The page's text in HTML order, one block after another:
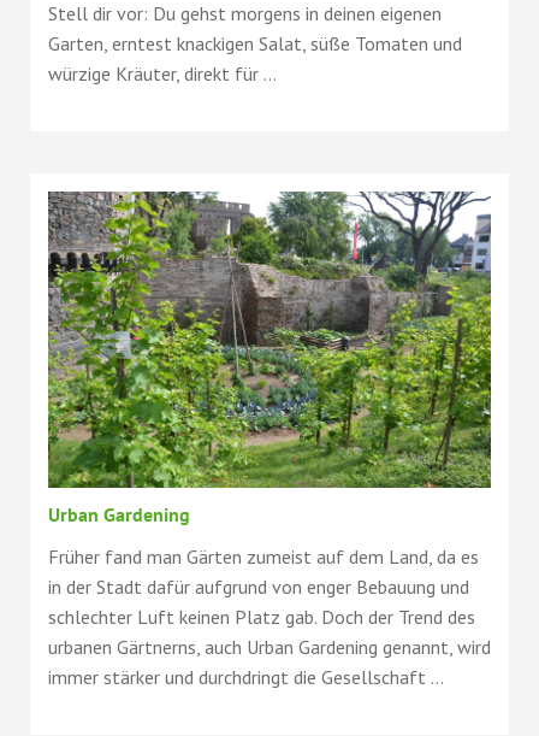
Stell dir vor: Du gehst morgens in deinen eigenen
Garten, erntest knackigen Salat, süße Tomaten und
würzige Kräuter, direkt für ...
Urban Gardening
Früher fand man Gärten zumeist auf dem Land, da es
in der Stadt dafür aufgrund von enger Bebauung und
schlechter Luft keinen Platz gab. Doch der Trend des
urbanen Gärtnerns, auch Urban Gardening genannt, wird
immer stärker und durchdringt die Gesellschaft ...